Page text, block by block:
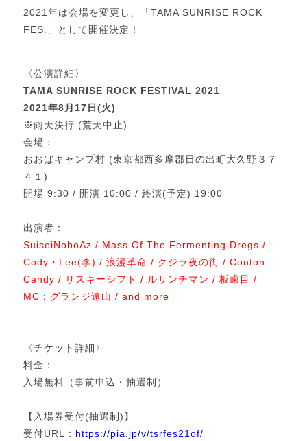
2021年は会場を変更し、「TAMA SUNRISE ROCK
FES.」として開催決定！
〈公演詳細〉
TAMA SUNRISE ROCK FESTIVAL 2021
2021年8月17日(火)
※雨天決行 (荒天中止)
会場：
おおばキャンプ村 (東京都西多摩郡日の出町大久野３７
４１)
開場 9:30 / 開演 10:00 / 終演(予定) 19:00
出演者：
SuiseiNoboAz / Mass Of The Fermenting Dregs /
Cody・Lee(李) / 浪漫革命 / クジラ夜の街 /Conton
Candy / リスキーシフト / ルサンチマン / 板歯目 /
MC：グランジ遠山 / and more
〈チケット詳細〉
料金：
入場無料（事前申込・抽選制）
【入場券受付(抽選制)】
受付URL： https://pia.jp/v/tsrfes21of/